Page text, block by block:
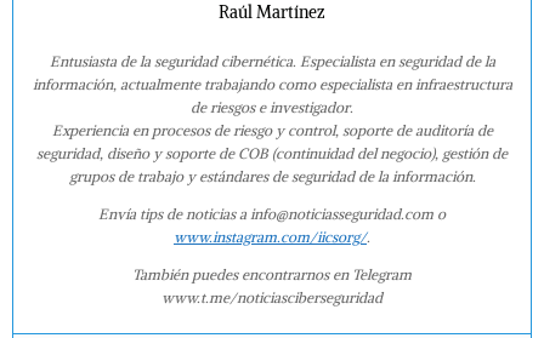
Raúl Martínez
Entusiasta de la seguridad cibernética. Especialista en seguridad de la
información, actualmente trabajando como especialista en infraestructura
de riesgos e investigador.
Experiencia en procesos de riesgo y control, soporte de auditoría de
seguridad, diseño y soporte de COB (continuidad del negocio), gestión de
grupos de trabajo y estándares de seguridad de la información.
Envía tips de noticias a info@noticiasseguridad.com o
www.instagram.com/iicsorg/.
También puedes encontrarnos en Telegram
www.t.me/noticiasciberseguridad